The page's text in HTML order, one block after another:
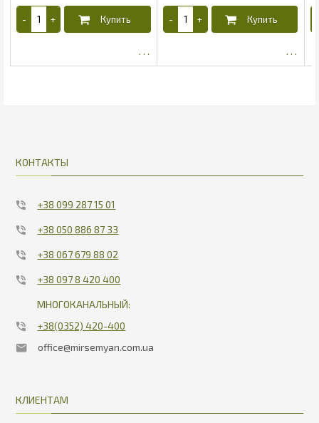
КОНТАКТЫ
+38 099 287 15 01
+38 050 886 87 33
+38 067 679 88 02
+38 097 8 420 400
МНОГОКАНАЛЬНЫЙ:
+38(0352) 420-400
office@mirsemyan.com.ua
КЛИЕНТАМ